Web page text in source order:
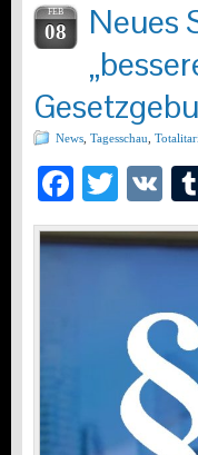
FEB
08
Neues
News Tagesschau
VK